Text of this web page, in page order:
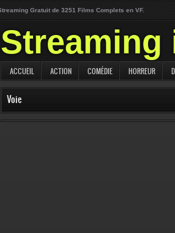
Gratuit de 3251 Films Complets en VF.
ACCUEIL ACTION COMÉDIE HORREUR
Voie